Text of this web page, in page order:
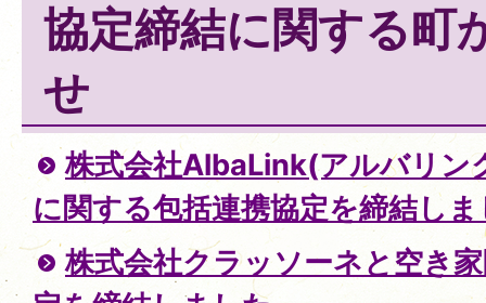
協定締結に関する町
せ
株式会社AlbaLink(アルバリン
に関する包括連携協定を締結し
株式会社クラッソーネと空き